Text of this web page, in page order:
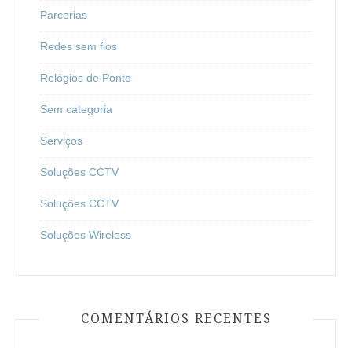
Parcerias
Redes sem fios
Relógios de Ponto
Sem categoria
Serviços
Soluções CCTV
Soluções CCTV
Soluções Wireless
COMENTÁRIOS RECENTES